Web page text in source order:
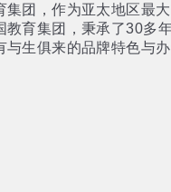
集团，作为亚太地区最
教育集团，秉承了30多
与生俱来的品牌特色与办